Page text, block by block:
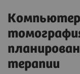
терапии